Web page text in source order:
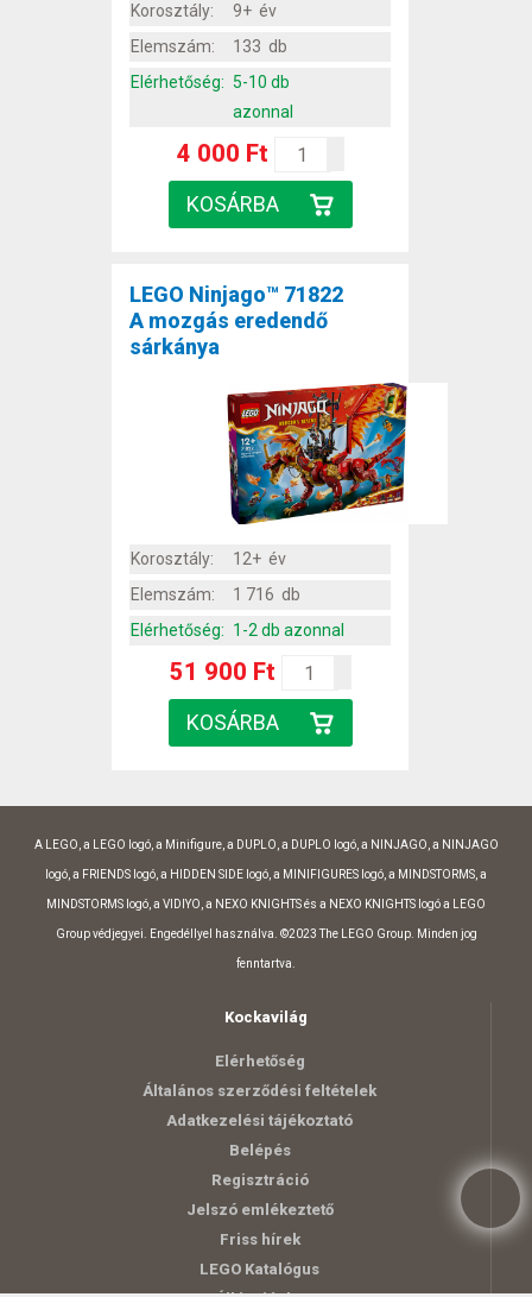
Korosztály:
9+ év
Elemszám:
133 db
Elérhetőség: 5-10 db
azonnal
4 000 Ft
LEGO Ninjago™ 71822
A mozgás eredendő
sárkánya
Korosztály:
12+ év
Elemszám:
1 716 db
Elérhetőség: 1-2 db azonnal
51 900 Ft
A LEGO, a LEGO logó, a Minifigure, a DUPLO, a DUPLO logó, a NINJAGO, a NINJAGO
logó, a FRIENDS logó, a HIDDEN SIDE logó, a MINIFIGURES logó, a MINDSTORMS, a
MINDSTORMS logó, a VIDIYO, a NEXO KNIGHTS és a NEXO KNIGHTS logó a LEGO
Group védjegyei. Engedéllyel használva. ©2023 The LEGO Group. Minden jog
fenntartva.
Kockavilág
Elérhetőség
Általános szerződési feltételek
Adatkezelési tájékoztató
Belépés
Regisztráció
Jelszó emlékeztető
Friss hírek
LEGO Katalógus